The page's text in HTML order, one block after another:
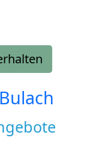
Bulach